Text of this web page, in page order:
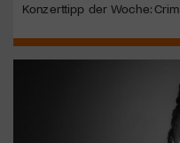
Konzerttipp der Woche: